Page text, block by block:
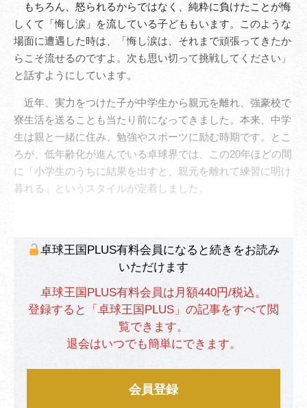
もちろん、怒られるからではなく、純粋に負けたことが悔
しくて「悔し涙」を流している子どももいます。このような
場面に遭遇した時は、「悔し涙は、それまで頑張ってきたか
らこそ流せるのですよ。次も思い切って挑戦してください」
と話すようにしています。
近年、実力をつけた子が中学生から親元を離れ、強豪校で
寮生活を送ることも当たり前になってきました。本来、中学
生は親と一緒に住み、勉強やスポーツに励む時期です。とこ
ろが、低年齢化が進んでいる卓球界では、この20年ほどの間
に「小学生のうちに結果を出すと、親元を離れて練習に明け
暮れる」というスタイルが定着しました。
卓球王国PLUS有料会員になると続きをお読み
いただけます
卓球王国PLUS有料会員は月額440円/税込。
登録すると「卓球王国PLUS」の記事をすべて閲
覧できます。
退会はいつでも簡単にできます。
会員登録